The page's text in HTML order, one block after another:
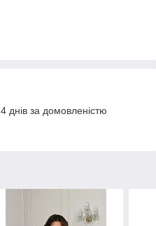
днів за домовленістю